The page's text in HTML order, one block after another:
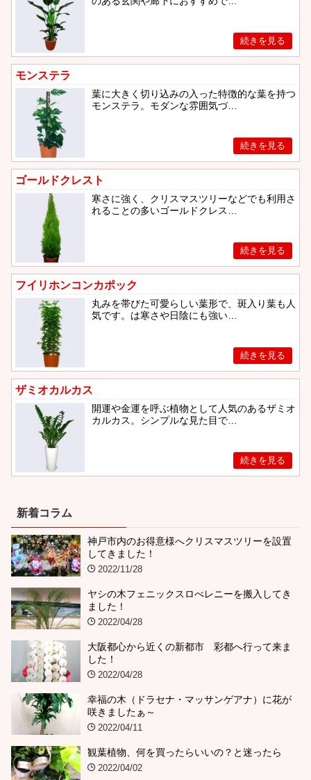
モンステラ
葉に大きく切り込みの入った特徴的な葉を持つ
モンステラ。モダンな雰囲気づ…
ゴールドクレスト
寒さに強く、クリスマスツリーなどでも利用さ
れることの多いゴールドクレス…
フイリホンコンカポック
丸みを帯びた可愛らしい葉形で、斑入り葉も人
気です。は寒さや日陰にも強い…
ザミオカルカス
開運や金運を呼ぶ植物として人気のあるザミオ
カルカス。シンプルな見た目で…
新着コラム
神戸市内のお得意様へクリスマスツリーを設置
してきました！
2022/11/28
ヤシの木フェニックスロべレニーを搬入してき
ました！
2022/04/28
大阪都心から近くの新都市 彩都へ行って来ま
した！
2022/04/28
幸福の木（ドラセナ・マッサンゲアナ）に花が
咲きましたぁ～
2022/04/11
観葉植物、何を買ったらいいの？と迷ったら
2022/04/02